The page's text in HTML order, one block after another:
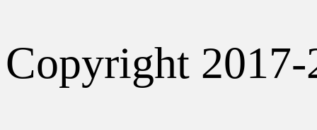
Copyright